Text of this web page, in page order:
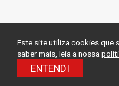
Este site utiliza cookies que
saber mais, leia a nossa
ENTENDI